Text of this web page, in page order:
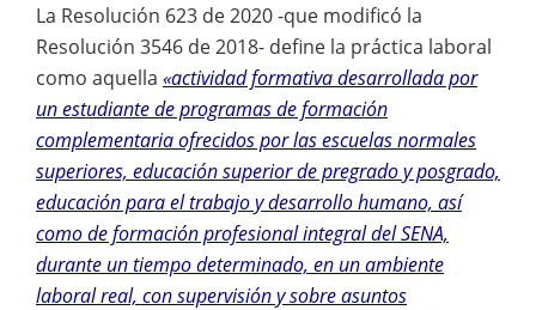
La Resolución 623 de 2020 -que modificó la
Resolución 3546 de 2018- define la práctica laboral
como aquella «actividad formativa desarrollada por
un estudiante de programas de formación
complementaria ofrecidos por las escuelas normales
superiores, educación superior de pregrado y posgrado,
educación para el trabajo y desarrollo humano, así
como de formación profesional integral del SENA,
durante un tiempo determinado, en un ambiente
laboral real, con supervisión y sobre asuntos